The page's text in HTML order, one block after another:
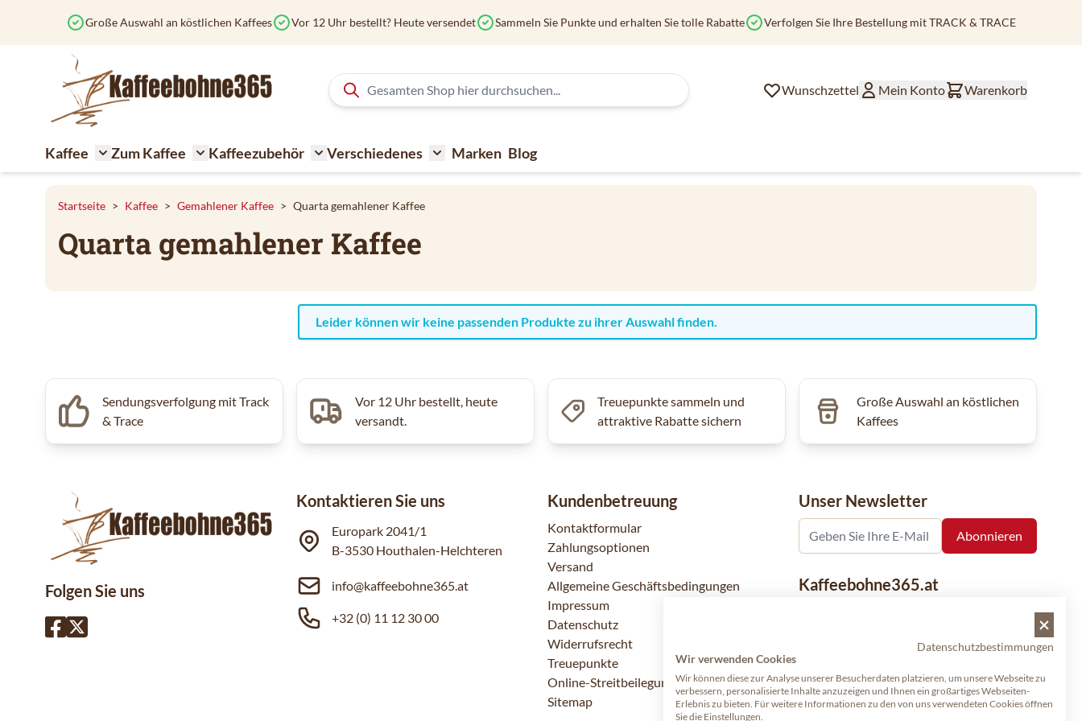
Große Auswahl an köstlichen Kaffees Vor 12 Uhr bestellt? Heute versendet Sammeln Sie Punkte und erhalten Sie tolle Rabatte Verfolgen Sie Ihre Bestellung mit TRACK & TRACE
Wunschzettel Mein Konto Warenkorb
Kaffee
Toggle submenu for Kaffee
Zum Kaffee
Toggle submenu for Zum Kaffee
Kaffeezubehör
Toggle submenu for Kaffeezubehör
Verschiedenes
Toggle submenu for Verschiedenes
Marken Blog
Startseite > Kaffee > Gemahlener Kaffee > Quarta gemahlener Kaffee
Quarta gemahlener Kaffee
Leider können wir keine passenden Produkte zu ihrer Auswahl finden.
Sendungsverfolgung mit Track
& Trace
Vor 12 Uhr bestellt, heute
versandt.
Treuepunkte sammeln und
attraktive Rabatte sichern
Große Auswahl an köstlichen
Kaffees
Folgen Sie uns
Kontaktieren Sie uns
Europark 2041/1
B-3530 Houthalen-Helchteren
info@kaffeebohne365.at
+32 (0) 11 12 30 00
Kundenbetreuung
Kontaktformular
Zahlungsoptionen
Versand
Allgemeine Geschäftsbedingungen
Impressum
Datenschutz
Widerrufsrecht
Treuepunkte
Online-Streitbeilegung
Sitemap
Unser Newsletter
Kaffeebohne365.at
wurde. Der Verkauf von Kaffeebohnen
Marken ist eine unserer Spezialitäten.
Qualität und Kundenservice stehen dabei
Datenschutzbestimmungen
Wir verwenden Cookies
Wir können diese zur Analyse unserer Besucherdaten platzieren, um unsere Webseite zu
verbessern, personalisierte Inhalte anzuzeigen und Ihnen ein großartiges Webseiten-
Erlebnis zu bieten. Für weitere Informationen zu den von uns verwendeten Cookies öffnen
Sie die Einstellungen.